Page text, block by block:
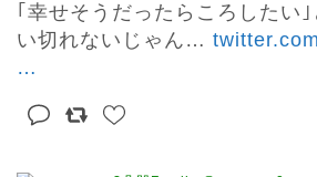
｢幸せそうだったらころしたい
い切れないじゃん…
…